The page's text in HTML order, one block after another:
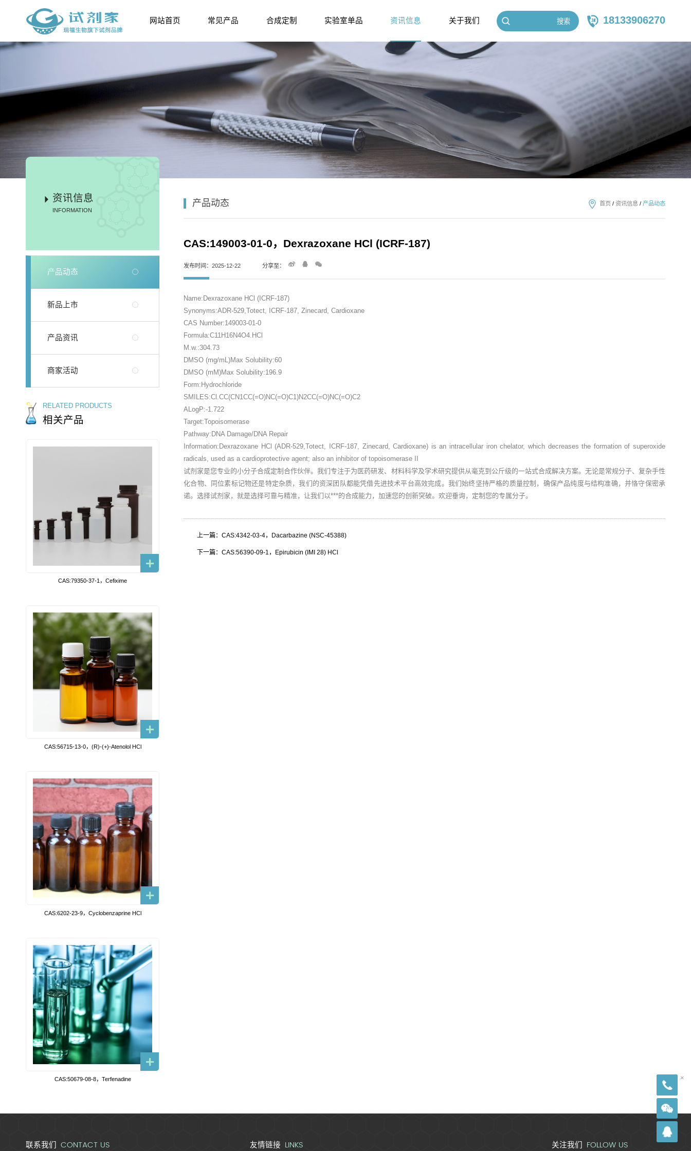
网站首页 常见产品 合成定制 实验室单品 资讯信息 关于我们 搜索 18133906270
资讯信息
INFORMATION
产品动态
新品上市
产品资讯
商家活动
RELATED PRODUCTS
相关产品
CAS:79350-37-1，Cefixime
CAS:56715-13-0，(R)-(+)-Atenolol HCl
CAS:6202-23-9，Cyclobenzaprine HCl
CAS:50679-08-8，Terfenadine
产品动态 首页 / 资讯信息 / 产品动态
CAS:149003-01-0，Dexrazoxane HCl (ICRF-187)
发布时间：2025-12-22 分享至：
Name:Dexrazoxane HCl (ICRF-187)
Synonyms:ADR-529,Totect, ICRF-187, Zinecard, Cardioxane
CAS Number:149003-01-0
Formula:C11H16N4O4.HCl
M.w.:304.73
DMSO (mg/mL)Max Solubility:60
DMSO (mM)Max Solubility:196.9
Form:Hydrochloride
SMILES:Cl.CC(CN1CC(=O)NC(=O)C1)N2CC(=O)NC(=O)C2
ALogP:-1.722
Target:Topoisomerase
Pathway:DNA Damage/DNA Repair
Information:Dexrazoxane HCl (ADR-529,Totect, ICRF-187, Zinecard, Cardioxane) is an intracellular iron chelator, which decreases the formation of superoxide
radicals, used as a cardioprotective agent; also an inhibitor of topoisomerase II
试剂家是您专业的小分子合成定制合作伙伴。我们专注于为医药研发、材料科学及学术研究提供从毫克到公斤级的一站式合成解决方案。无论是常规分子、复杂手性
化合物、同位素标记物还是特定杂质，我们的资深团队都能凭借先进技术平台高效完成。我们始终坚持严格的质量控制，确保产品纯度与结构准确，并恪守保密承
诺。选择试剂家，就是选择可靠与精准，让我们以***的合成能力，加速您的创新突破。欢迎垂询，定制您的专属分子。
上一篇：CAS:4342-03-4，Dacarbazine (NSC-45388)
下一篇：CAS:56390-09-1，Epirubicin (IMI 28) HCl
联系我们 CONTACT US 友情链接 LINKS 关注我们 FOLLOW US
×